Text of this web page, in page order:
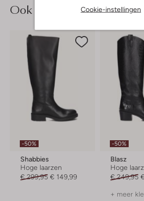
Cookie-instellingen
Ook iets voor jou?
-50%
Shabbies
Hoge laarzen
€ 299,95 € 149,99
-50%
Blasz
Hoge
€ 249,95
+ meer